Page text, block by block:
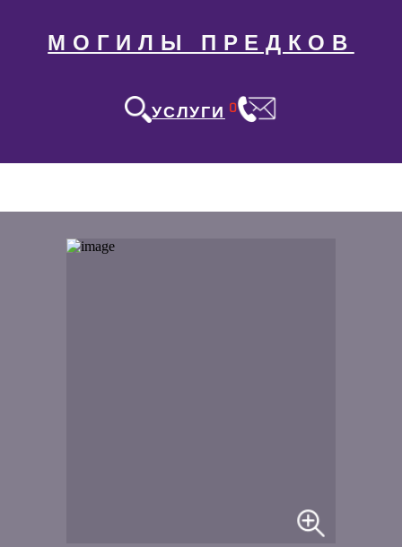
МОГИЛЫ ПРЕДКОВ
УСЛУГИ 0